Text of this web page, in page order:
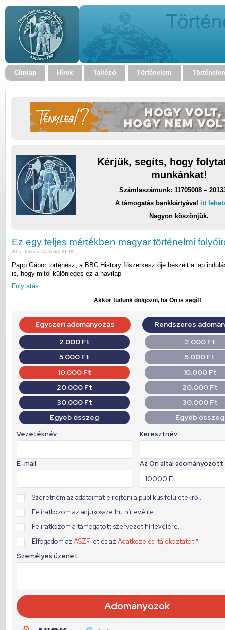
Címlap Hírek Tallózó Történelem
Kérjük, segíts, hogy
munkánkat!
Számlaszámunk: 11705008 –
A támogatás bankkártyával itt
Nagyon köszönjük.
Ez egy teljes mértékben magyar történelmi
2017. február 14. kedd, 21:18
Papp Gábor történész, a BBC History főszerkesztője beszélt a lap
is, hogy mitől különleges ez a havilap
Folytatás
Akkor tudunk dolgozni, ha Ön is segít!